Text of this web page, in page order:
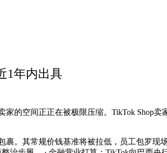
1年内出具
空间正正在被极限压缩。TikTok Shop卖
其常规价钱基准将被拉低，员工包罗现